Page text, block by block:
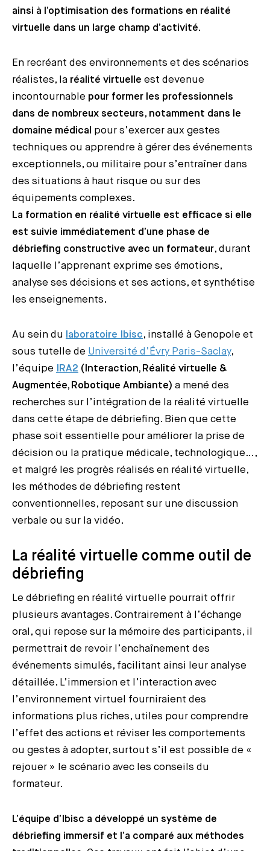
ainsi à l’optimisation des formations en réalité
virtuelle dans un large champ d’activité.
En recréant des environnements et des scénarios
réalistes, la réalité virtuelle est devenue
incontournable pour former les professionnels
dans de nombreux secteurs, notamment dans le
domaine médical pour s’exercer aux gestes
techniques ou apprendre à gérer des événements
exceptionnels, ou militaire pour s’entraîner dans
des situations à haut risque ou sur des
équipements complexes.
La formation en réalité virtuelle est efficace si elle
est suivie immédiatement d’une phase de
débriefing constructive avec un formateur, durant
laquelle l’apprenant exprime ses émotions,
analyse ses décisions et ses actions, et synthétise
les enseignements.
Au sein du laboratoire Ibisc, installé à Genopole et
sous tutelle de Université d’Évry Paris-Saclay,
l’équipe
IRA2 (Interaction, Réalité virtuelle &
Augmentée, Robotique Ambiante) a mené des
recherches sur l’intégration de la réalité virtuelle
dans cette étape de débriefing. Bien que cette
phase soit essentielle pour améliorer la prise de
décision ou la pratique médicale, technologique…,
et malgré les progrès réalisés en réalité virtuelle,
les méthodes de débriefing restent
conventionnelles, reposant sur une discussion
verbale ou sur la vidéo.
La réalité virtuelle comme outil de
débriefing
Le débriefing en réalité virtuelle pourrait offrir
plusieurs avantages. Contrairement à l’échange
oral, qui repose sur la mémoire des participants, il
permettrait de revoir l’enchaînement des
événements simulés, facilitant ainsi leur analyse
détaillée. L’immersion et l’interaction avec
l’environnement virtuel fourniraient des
informations plus riches, utiles pour comprendre
l’effet des actions et réviser les comportements
ou gestes à adopter, surtout s’il est possible de «
rejouer » le scénario avec les conseils du
formateur.
L’équipe d’Ibisc a développé un système de
débriefing immersif et l’a comparé aux méthodes